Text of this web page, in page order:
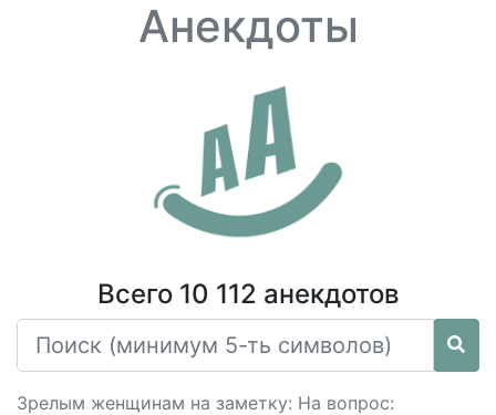
Анекдоты
Всего 10 112 анекдотов
Зрелым женщинам на заметку: На вопрос: